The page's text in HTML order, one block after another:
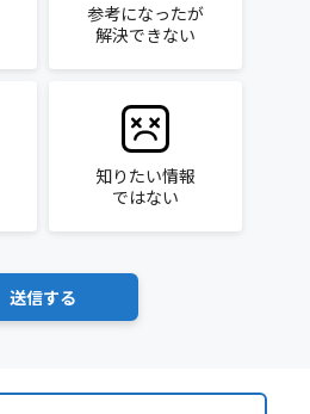
参考になったが
解決できない
知りたい情報
ではない